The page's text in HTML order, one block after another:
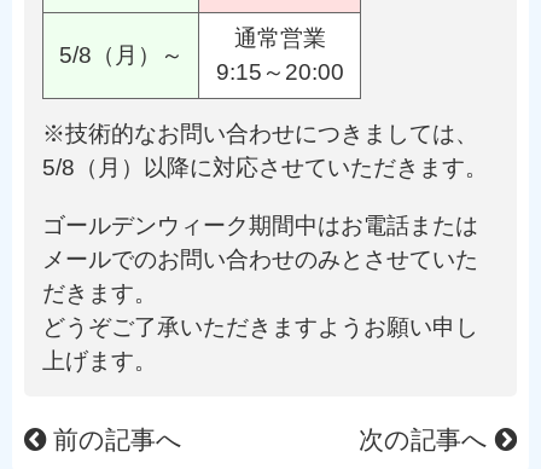
5/8（月）～
通常営業
9:15～20:00
※技術的なお問い合わせにつきましては、
5/8（月）以降に対応させていただきます。
ゴールデンウィーク期間中はお電話または
メールでのお問い合わせのみとさせていた
だきます。
どうぞご了承いただきますようお願い申し
上げます。
前の記事へ 次の記事へ